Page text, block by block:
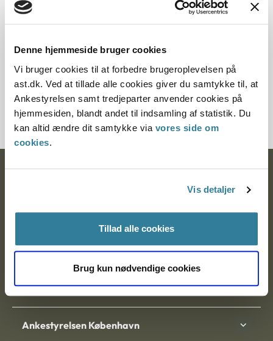
Denne hjemmeside bruger cookies
Vi bruger cookies til at forbedre brugeroplevelsen på
ast.dk. Ved at tillade alle cookies giver du samtykke til, at
Ankestyrelsen samt tredjeparter anvender cookies på
hjemmesiden, blandt andet til indsamling af statistik. Du
kan altid ændre dit samtykke via vores side om
cookies.
Vis detaljer
Tillad alle cookies
Brug kun nødvendige cookies
Paragraf
§ 11
Journalnummer
2000531-03
9000 Aalborg
Ankestyrelsen Aalborg
Ankestyrelsen København